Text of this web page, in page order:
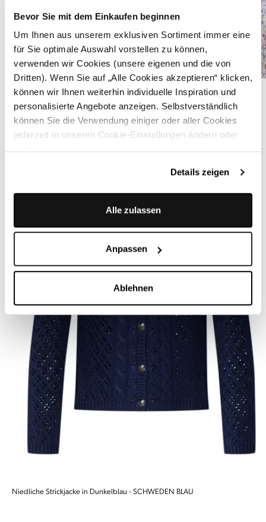
Bevor Sie mit dem Einkaufen beginnen
Um Ihnen aus unserem exklusiven Sortiment immer eine
für Sie optimale Auswahl vorstellen zu können,
verwenden wir Cookies (unsere eigenen und die von
Dritten). Wenn Sie auf „Alle Cookies akzeptieren“ klicken,
können wir Ihnen weiterhin individuelle Inspiration und
personalisierte Angebote anzeigen. Selbstverständlich
können Sie die Verwendung einiger oder aller Cookies
jederzeit in unseren Cookie-Einstellungen ändern oder
Details zeigen
Alle zulassen
Anpassen
Ablehnen
Weißes Kinder Trachtenhemd mit Hornknöpfen - HORNKNOPF WEISS
ÄHNLICHE STYLES
Niedliche Strickjacke in Dunkelblau - SCHWEDEN BLAU